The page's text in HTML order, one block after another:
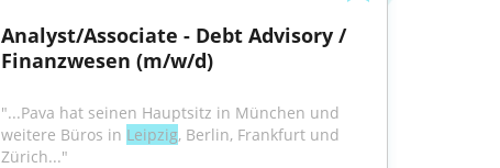
Analyst/Associate - Debt Advisory /
Finanzwesen (m/w/d)
"...Pava hat seinen Hauptsitz in München und
weitere Büros in Leipzig, Berlin, Frankfurt und
Zürich..."